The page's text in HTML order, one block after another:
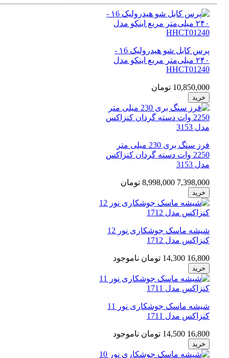
پرس کابل شو هیدرولیک ۱6 -
۲۴۰ میلی‌متر مربع اینکو مدل
HHCT01240
10,850,000 تومان
فرز سنگ بری 230 میلی متر
2250 وات دسته گردان کنزاکس
7,398,000 8,998,000 تومان
شیشه ماسک جوشکاری نور 12
کنزاکس مدل 1712
16,800 14,300 تومان ناموجود
شیشه ماسک جوشکاری نور 11
کنزاکس مدل 1711
16,800 14,500 تومان ناموجود